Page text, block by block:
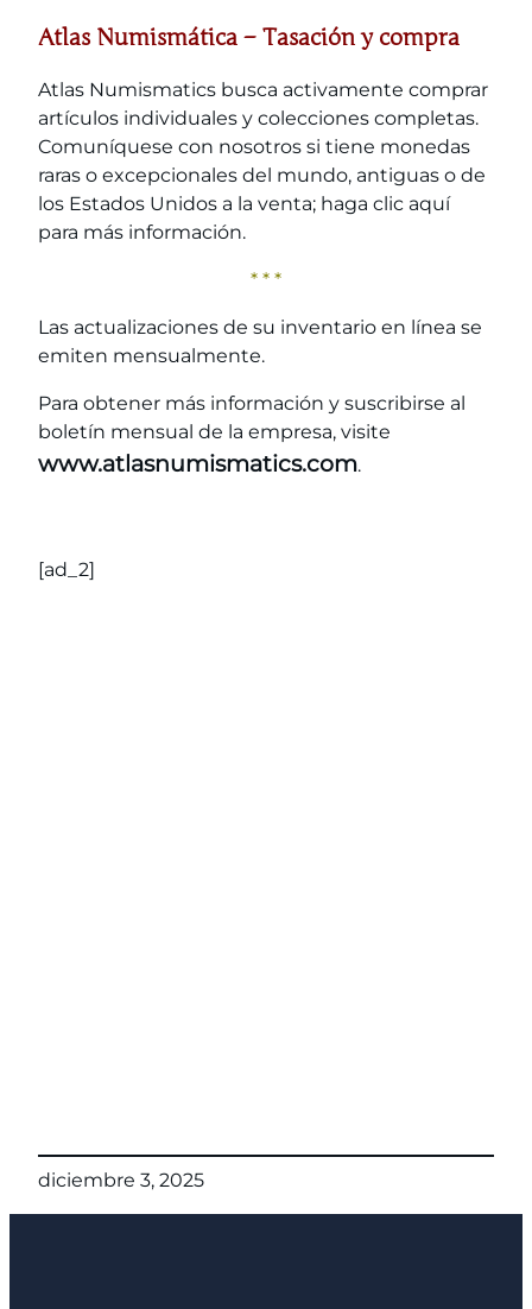
Atlas Numismática – Tasación y compra
Atlas Numismatics busca activamente comprar
artículos individuales y colecciones completas.
Comuníquese con nosotros si tiene monedas
raras o excepcionales del mundo, antiguas o de
los Estados Unidos a la venta; haga clic aquí
para más información.
* * *
Las actualizaciones de su inventario en línea se
emiten mensualmente.
Para obtener más información y suscribirse al
boletín mensual de la empresa, visite
www.atlasnumismatics.com.
[ad_2]
diciembre 3, 2025